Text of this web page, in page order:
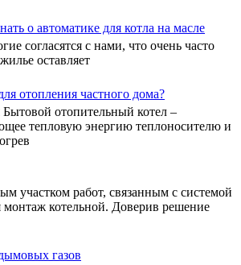
о автоматике для котла на масле
согласятся с нами, что очень часто
оставляет
отопления частного дома?
отопительный котел –
тепловую энергию теплоносителю и
участком работ, связанным с системой
монтаж котельной. Доверив решение
газов